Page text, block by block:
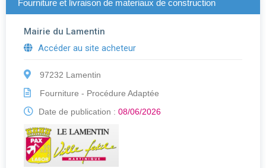
Fourniture et livraison de materiaux de construction
Mairie du Lamentin
Accéder au site acheteur
97232 Lamentin
Fourniture - Procédure Adaptée
Date de publication : 08/06/2026